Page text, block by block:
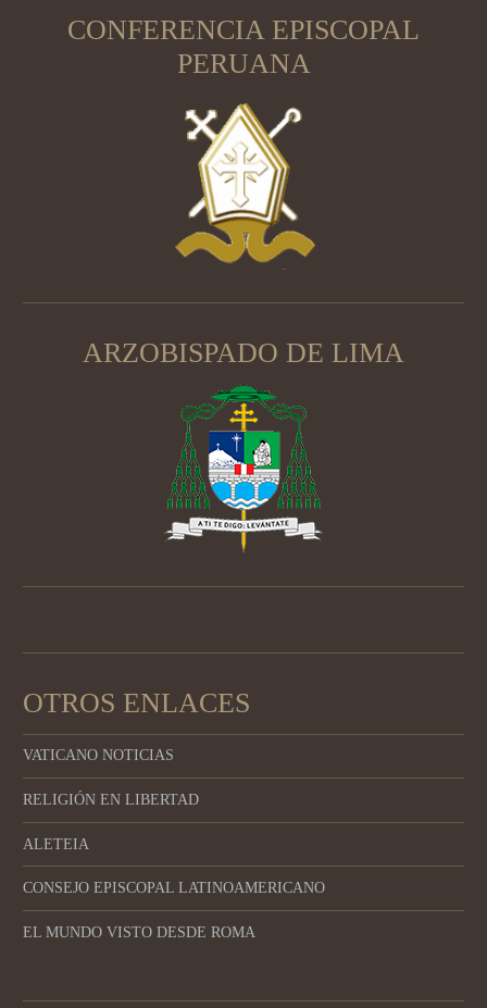
CONFERENCIA EPISCOPAL
PERUANA
ARZOBISPADO DE LIMA
OTROS ENLACES
VATICANO NOTICIAS
RELIGIÓN EN LIBERTAD
ALETEIA
CONSEJO EPISCOPAL LATINOAMERICANO
EL MUNDO VISTO DESDE ROMA